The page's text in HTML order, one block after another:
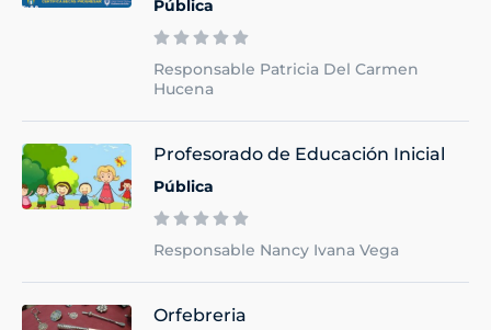
Pública
Responsable Patricia Del Carmen
Hucena
Profesorado de Educación Inicial
Pública
Responsable Nancy Ivana Vega
Orfebreria